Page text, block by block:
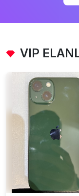
VIP